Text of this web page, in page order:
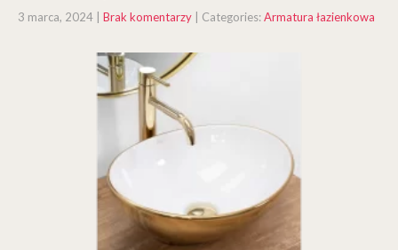
3 marca, 2024 Brak komentarzy | Categories:Armatura łazienkowa